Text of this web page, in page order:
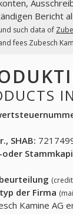
Bericht
such data of
fees Zubesch
SHAB:
oder
der Firma
Kamine AG